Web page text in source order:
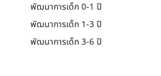
พัฒนาการเด็ก 0-1 ปี
พัฒนาการเด็ก 1-3 ปี
พัฒนาการเด็ก 3-6 ปี